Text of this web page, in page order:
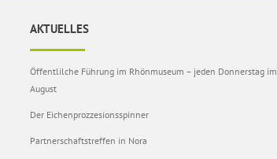
AKTUELLES
Öffentlilche Führung im Rhönmuseum – jeden Donnerstag im
August
Der Eichenprozzesionsspinner
Partnerschaftstreffen in Nora